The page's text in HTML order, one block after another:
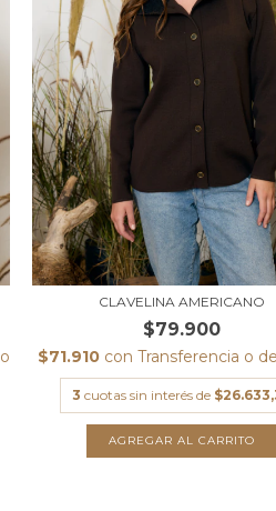
CLAVELINA AMERICANO
$79.900
$71.910 con Transferencia o
3 cuotas sin interés de
AGREGAR AL CARRITO